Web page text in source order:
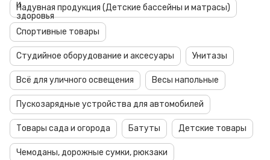
Надувная продукция (Детские бассейны и матрасы)
Спортивные товары
Студийное оборудование и аксесуары Унитазы
Всё для уличного освещения Весы напольные
Пускозарядные устройства для автомобилей
Товары сада и огорода Батуты Детские товары
Чемоданы, дорожные сумки, рюкзаки